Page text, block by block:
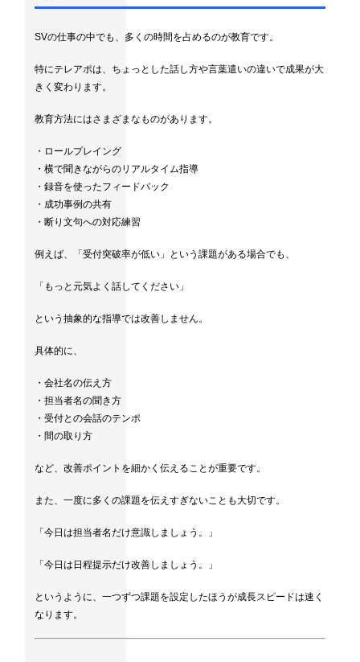
SVの仕事の中でも、多くの時間を占めるのが教育です。
特にテレアポは、ちょっとした話し方や言葉遣いの違いで成果が大
きく変わります。
教育方法にはさまざまなものがあります。
・ロールプレイング
・横で聞きながらのリアルタイム指導
・録音を使ったフィードバック
・成功事例の共有
・断り文句への対応練習
例えば、「受付突破率が低い」という課題がある場合でも、
「もっと元気よく話してください」
という抽象的な指導では改善しません。
具体的に、
・会社名の伝え方
・担当者名の聞き方
・受付との会話のテンポ
・間の取り方
など、改善ポイントを細かく伝えることが重要です。
また、一度に多くの課題を伝えすぎないことも大切です。
「今日は担当者名だけ意識しましょう。」
「今日は日程提示だけ改善しましょう。」
というように、一つずつ課題を設定したほうが成長スピードは速く
なります。